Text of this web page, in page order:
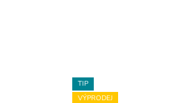
TIP
VÝPRODEJ